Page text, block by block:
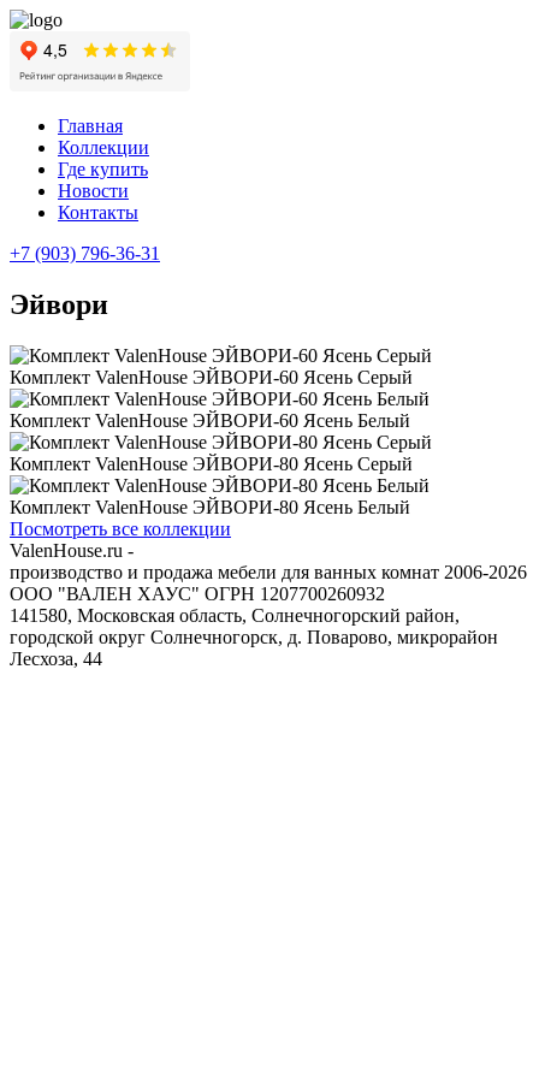
Главная
Коллекции
Где купить
Новости
Контакты
+7 (903) 796-36-31
Эйвори
Комплект ValenHouse ЭЙВОРИ-60 Ясень Серый
Комплект ValenHouse ЭЙВОРИ-60 Ясень Белый
Комплект ValenHouse ЭЙВОРИ-80 Ясень Серый
Комплект ValenHouse ЭЙВОРИ-80 Ясень Белый
Посмотреть все коллекции
ValenHouse.ru -
производство и продажа мебели для ванных комнат 2006-2026
ООО "ВАЛЕН ХАУС" ОГРН 1207700260932
141580, Московская область, Солнечногорский район,
городской округ Солнечногорск, д. Поварово, микрорайон
Лесхоза, 44